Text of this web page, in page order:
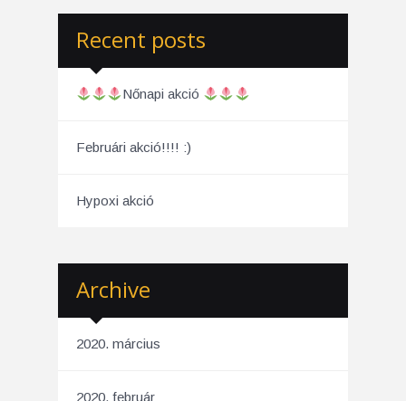
Recent posts
Nőnapi akció
Februári akció!!!! :)
Hypoxi akció
Archive
2020. március
2020. február